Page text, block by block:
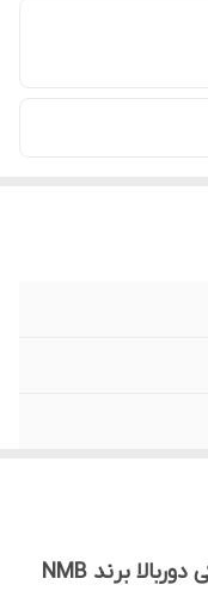
خرید آنلاین بلبرینگ ۶۰۹ واشرلاستیکی دوربالا برند NMB